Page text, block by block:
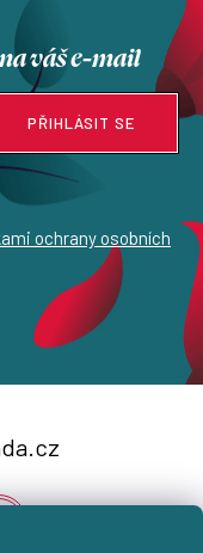
váš e-mail
ochrany osobních
PŘIHLÁSIT SE